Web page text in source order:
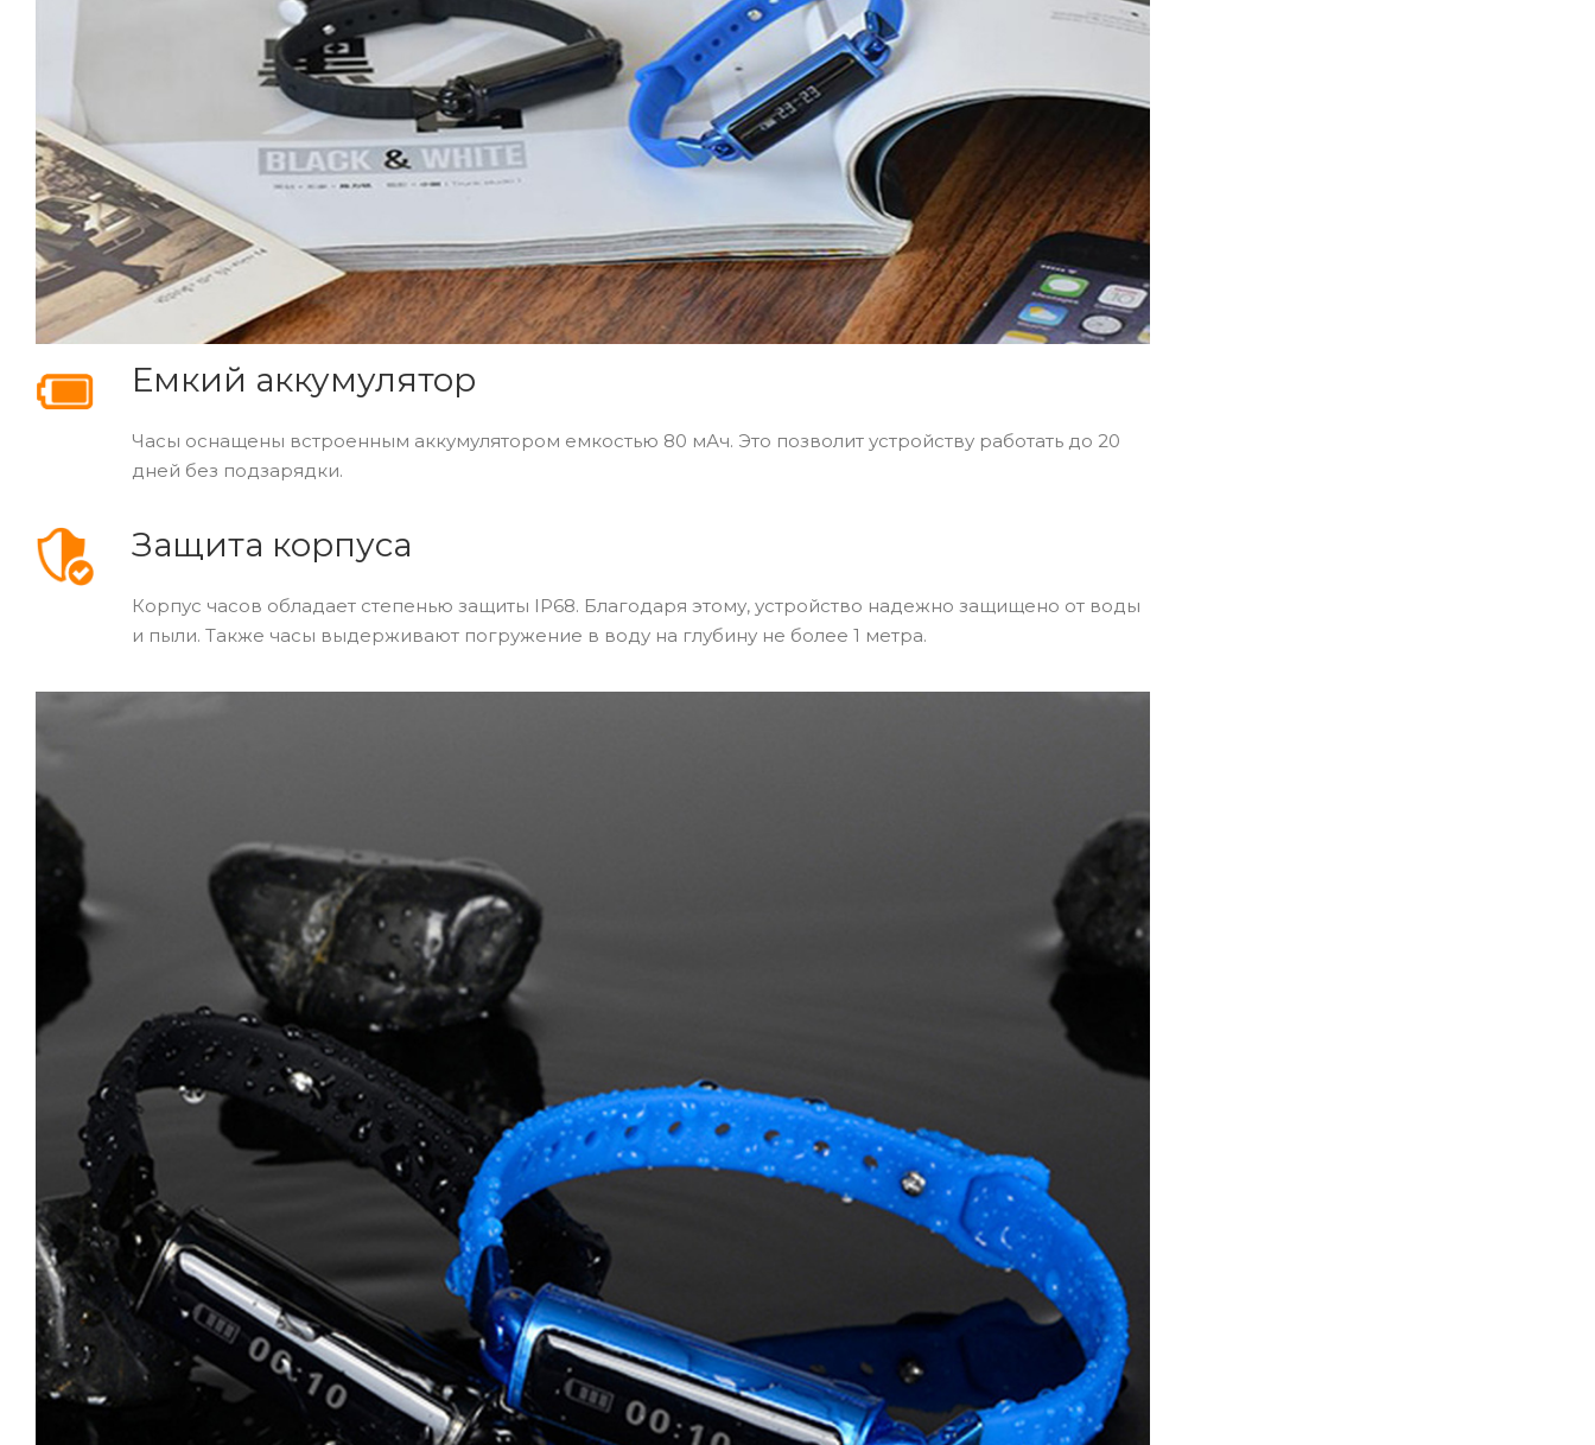
Емкий аккумулятор
Часы оснащены встроенным аккумулятором емкостью 80 мАч. Это позволит устройству работать до 20
дней без подзарядки.
Защита корпуса
Корпус часов обладает степенью защиты IP68. Благодаря этому, устройство надежно защищено от воды
и пыли. Также часы выдерживают погружение в воду на глубину не более 1 метра.